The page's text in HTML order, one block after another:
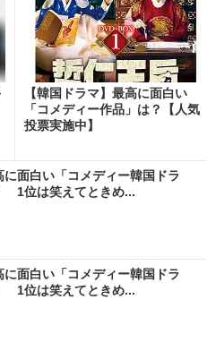
【韓国ドラマ】最高に面白い
「コメディー作品」は？【人気
投票実施中】
に面白い「コメディー韓国ドラ
1位は笑えてときめ...
に面白い「コメディー韓国ドラ
1位は笑えてときめ...